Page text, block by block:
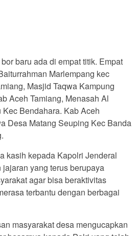
baru ada di empat titik. Empat
Marlempang kec
Masjid Taqwa Kampung
Aceh Tamiang, Menasah Al
Bendahara. Kab Aceh
Desa Matang Seuping Kec Banda
kasih kepada Kapolri Jenderal
yang terus berupaya
agar bisa beraktivitas
terbantu dengan berbagai
masyarakat desa mengucapkan